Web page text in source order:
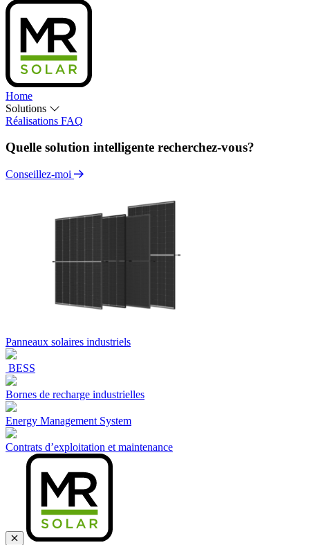
Home
Solutions
Réalisations FAQ
Quelle solution intelligente recherchez-vous?
Conseillez-moi
Panneaux solaires industriels
BESS
Bornes de recharge industrielles
Energy Management System
Contrats d’exploitation et maintenance